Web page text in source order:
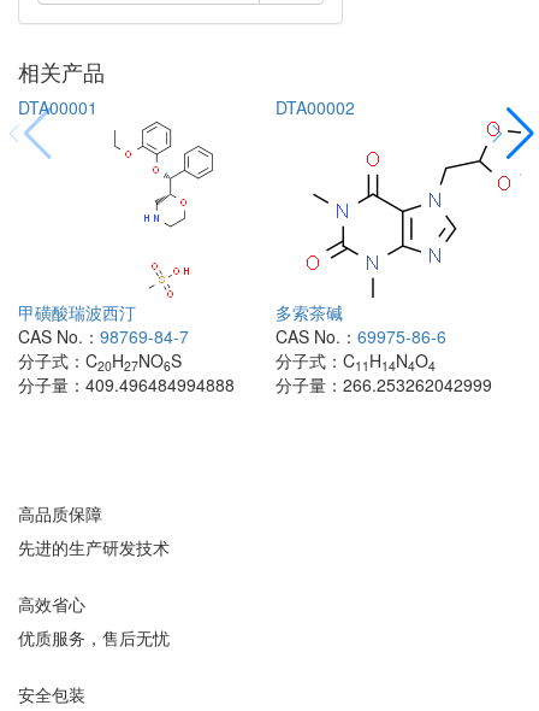
相关产品
DTA00001
甲磺酸瑞波西汀
CAS No.： 98769-84-7
分子式： C20H27NO6S
分子量： 409.496484994888
DTA00002
多索茶碱
CAS No.： 69975-86-6
分子式： C11 H14N4O4
分子量： 266.253262042999
高品质保障
先进的生产研发技术
高效省心
优质服务，售后无忧
安全包装